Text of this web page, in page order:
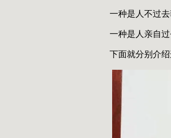
一种是人不过
一种是人亲自
下面就分别介